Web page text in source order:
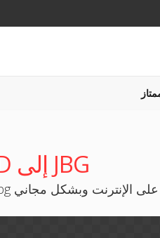
محول CID إلى JBG
يمكنك تحويل ملفات cid إلى jbg على الإنترنت وبشكل مجاني